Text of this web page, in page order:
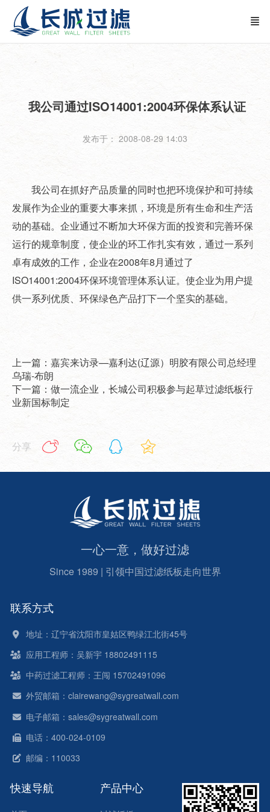
我公司通过ISO14001:2004环保体系认证
发布于： 2008-08-29 14:03
我公司在抓好产品质量的同时也把环境保护和可持续
发展作为企业的重要大事来抓，环境是所有生命和生产活
动的基础。企业通过不断加大环保方面的投资和完善环保
运行的规章制度，使企业的环工作扎实有效，通过一系列
卓有成效的工作，企业在2008年8月通过了
ISO14001:2004环保环境管理体系认证。使企业为用户提
供一系列优质、环保绿色产品打下一个坚实的基础。
上一篇：嘉宾来访录—嘉利达(辽源）明胶有限公司总经理
乌瑞-布朗
下一篇：做一流企业，长城公司积极参与起草过滤纸板行
业新国标制定
分享
一心一意，做好过滤
Since 1989 | 引领中国过滤纸板走向世界
联系方式
地址：辽宁省沈阳市皇姑区鸭绿江北街45号
应用工程师：吴新宇 18802491115
中药过滤工程师：王闯 15702491096
外贸邮箱：clairewang@sygreatwall.com
电子邮箱：sales@sygreatwall.com
电话：400-024-0109
邮编：110033
快速导航 产品中心